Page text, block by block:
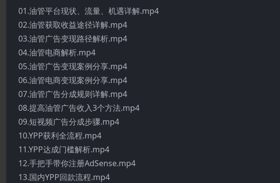
01.油管平台现状、流量、机遇详解.mp4
02.油管获取收益途径详解.mp4
03.油管广告变现路径解析.mp4
04.油管电商解析.mp4
05.油管广告变现案例分享.mp4
06.油管电商变现案例分享.mp4
07.油管广告分成规则详解.mp4
08.提高油管广告收入3个方法.mp4
09.短视频广告分成步骤.mp4
10.YPP获利全流程.mp4
11.YPP达成门槛解析.mp4
12.手把手带你注册AdSense.mp4
13.国内YPP回款流程.mp4